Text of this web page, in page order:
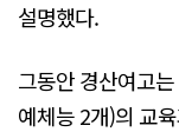
설명했다.
그동안 경산여고
예체능 2개)의 교